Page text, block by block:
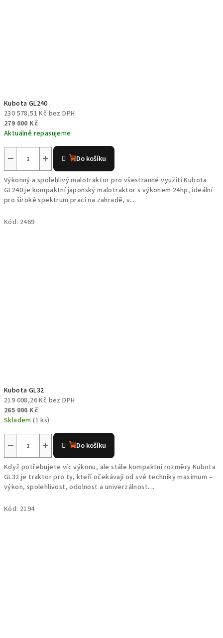
Kubota GL240
230 578,51 Kč bez DPH
279 000 Kč
Aktuálně repasujeme
+
− Do košíku
Výkonný a spolehlivý malotraktor pro všestranné využití Kubota
GL240 je kompaktní japonský malotraktor s výkonem 24hp, ideální
pro široké spektrum prací na zahradě, v...
Kód: 2469
Kubota GL32
219 008,26 Kč bez DPH
265 000 Kč
Skladem(1 ks)
produktu
je
3,8
z
5
+
− Do košíku
Když potřebujete víc výkonu, ale stále kompaktní rozměry Kubota
GL32 je traktor pro ty, kteří očekávají od své techniky maximum –
výkon, spolehlivost, odolnost a univerzálnost....
Kód: 2194